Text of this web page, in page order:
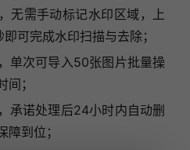
无需手动标记水印区域，上
可完成水印扫描与去除；
单次可导入50张图片批量操
；
承诺处理后24小时内自动删
障到位；